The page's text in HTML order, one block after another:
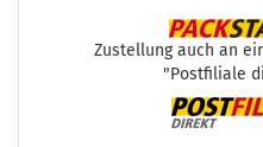
Zustellung auch an
"Postfiliale